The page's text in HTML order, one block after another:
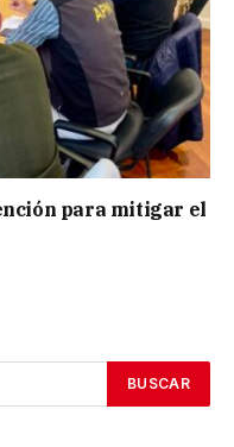
para mitigar el